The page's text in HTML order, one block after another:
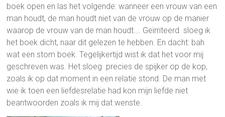
boek open en las het volgende: wanneer een vrouw van een
man houdt, de man houdt niet van de vrouw op de manier
waarop de vrouw van de man houdt…. Geïrriteerd sloeg ik
het boek dicht, naar dit gelezen te hebben. En dacht: bah
wat een stom boek. Tegelijkertijd wist ik dat het voor mij
geschreven was. Het sloeg precies de spijker op de kop,
zoals ik op dat moment in een relatie stond. De man met
wie ik toen een liefdesrelatie had kon mijn liefde niet
beantwoorden zoals ik mij dat wenste.